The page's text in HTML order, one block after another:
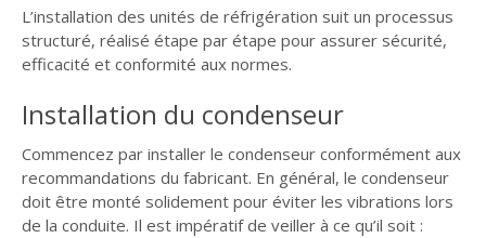
L’installation des unités de réfrigération suit un processus
structuré, réalisé étape par étape pour assurer sécurité,
efficacité et conformité aux normes.
Installation du condenseur
Commencez par installer le condenseur conformément aux
recommandations du fabricant. En général, le condenseur
doit être monté solidement pour éviter les vibrations lors
de la conduite. Il est impératif de veiller à ce qu’il soit :